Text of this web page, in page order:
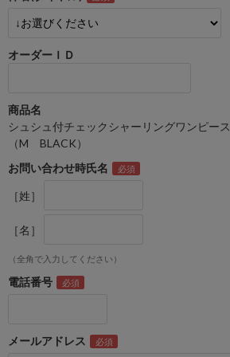
オーダーＩＤ
商品名
シュシュ付チェックシャーリングワンピース
（M BLACK）
お問い合わせ時氏名
［姓］
［名］
（全角で入力してください）
電話番号
メールアドレス